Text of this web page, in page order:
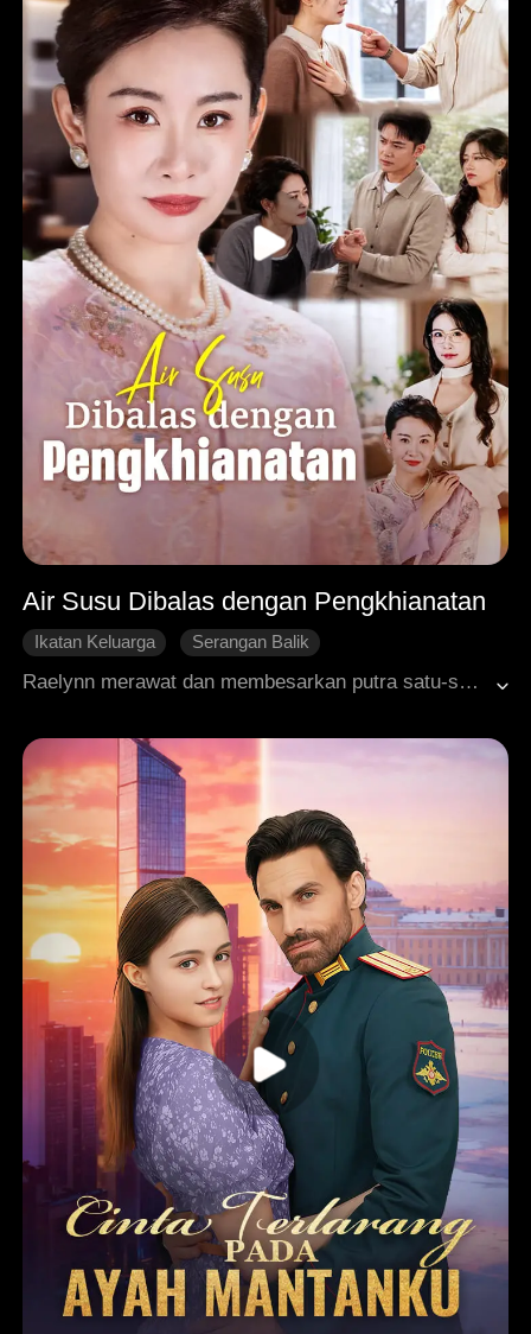
Air Susu Dibalas dengan Pengkhianatan
Ikatan Keluarga
Serangan Balik
Balas Dendam
Raelynn merawat dan membesarkan putra satu-satunya, Aaron, dengan sepenuh hati. Dia membiayai rumahnya, membantu merawat cucunya, namun semua itu berbalas pengabaian. Bahkan untuk sekadar berkunjung, Raelynn diminta membuat janji temu terlebih dahulu. Merasa patah hati, dia mengambil kembali rumah yang dibelinya beserta kompensasi tunai yang besar, menghentikan uang pensiun yang selama ini dia berikan kepada Aaron, lalu pindah seorang diri ke sebuah vila. Ketika Aaron balik menggugatnya demi uang, Raelynn menunjukkan hasil tes DNA di pengadilan yang membuktikan bahwa Aaron bukanlah putra kandungnya. Ternyata, Aaron tertukar saat lahir, dan putri kandung Raelynn yang sesungguhnya masih belum ditemukan. Setelah melalui pencarian panjang, Raelynn akhirnya mengetahui bahwa Esther adalah putri kandungnya. Aaron dan istrinya kemudian dijebloskan ke penjara atas upaya penculikan yang gagal. Pada akhirnya, Raelynn bersatu kembali dengan Esther dan mengawali hidup baru bersamanya.